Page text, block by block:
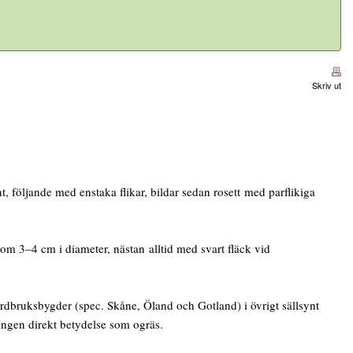
Skriv ut
med enstaka flikar, bildar sedan rosett med parflikiga
3–4 cm i diameter, nästan alltid med svart fläck vid
(spec. Skåne, Öland och Gotland) i övrigt sällsynt
direkt betydelse som ogräs.